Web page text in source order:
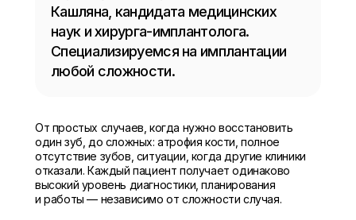
Кашляна, кандидата медицинских
наук и хирурга-имплантолога.
Специализируемся на имплантации
любой сложности.
От простых случаев, когда нужно восстановить
один зуб, до сложных: атрофия кости, полное
отсутствие зубов, ситуации, когда другие клиники
отказали. Каждый пациент получает одинаково
высокий уровень диагностики, планирования
и работы — независимо от сложности случая.